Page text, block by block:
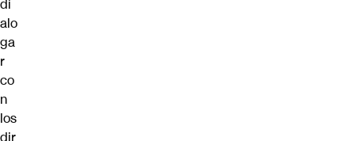
di
alo
ga
r
co
n
los
dir